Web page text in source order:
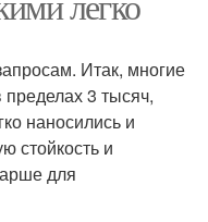
Итак, многие
пределах 3 тысяч,
наносились и
стойкость и
для